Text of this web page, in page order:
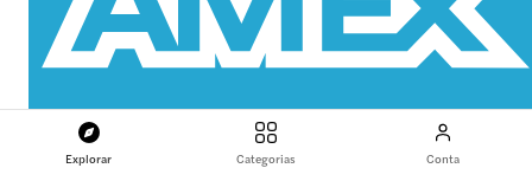
Explorar Categorias Conta